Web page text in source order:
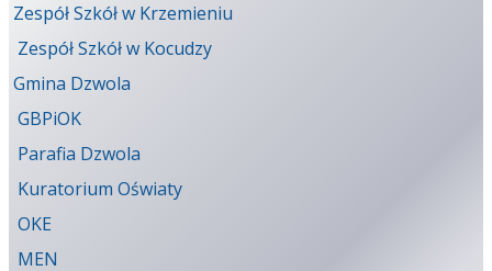
Zespół Szkół w Krzemieniu
Zespół Szkół w Kocudzy
Gmina Dzwola
GBPiOK
Parafia Dzwola
Kuratorium Oświaty
OKE
MEN